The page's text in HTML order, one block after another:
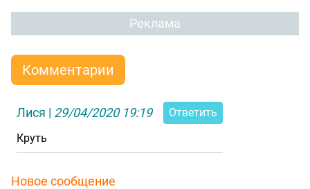
Реклама
Комментарии
Лися | 29/04/2020 19:19
Ответить
Круть
Новое сообщение